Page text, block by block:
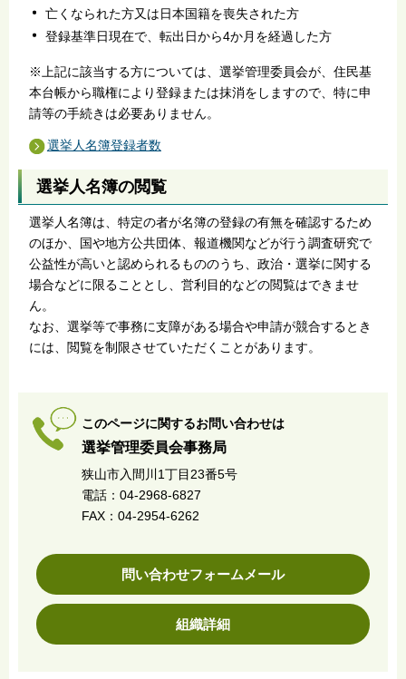
亡くなられた方又は日本国籍を喪失された方
登録基準日現在で、転出日から4か月を経過した方
※上記に該当する方については、選挙管理委員会が、住民基
本台帳から職権により登録または抹消をしますので、特に申
請等の手続きは必要ありません。
選挙人名簿登録者数
選挙人名簿の閲覧
選挙人名簿は、特定の者が名簿の登録の有無を確認するため
のほか、国や地方公共団体、報道機関などが行う調査研究で
公益性が高いと認められるもののうち、政治・選挙に関する
場合などに限ることとし、営利目的などの閲覧はできませ
ん。
なお、選挙等で事務に支障がある場合や申請が競合するとき
には、閲覧を制限させていただくことがあります。
このページに関するお問い合わせは
選挙管理委員会事務局
狭山市入間川1丁目23番5号
電話：04-2968-6827
FAX：04-2954-6262
問い合わせフォームメール
組織詳細